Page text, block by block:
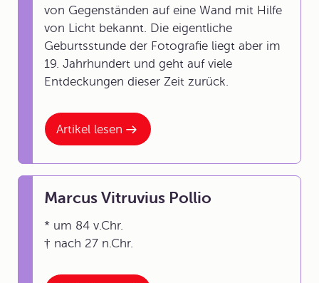
Artikel lesen
von Gegenständen auf eine Wand mit Hilfe
von Licht bekannt. Die eigentliche
Geburtsstunde der Fotografie liegt aber im
19. Jahrhundert und geht auf viele
Entdeckungen dieser Zeit zurück.
Marcus Vitruvius Pollio
* um 84 v.Chr.
† nach 27 n.Chr.